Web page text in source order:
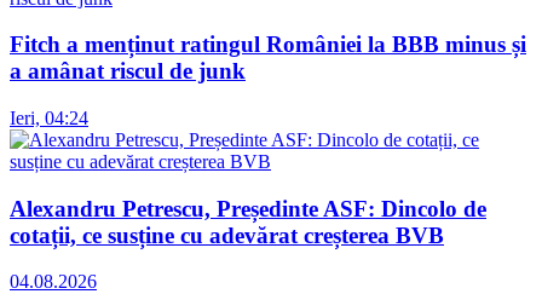
Fitch a menținut ratingul României la BBB minus și
a amânat riscul de junk
Ieri, 04:24
Alexandru Petrescu, Președinte ASF: Dincolo de
cotații, ce susține cu adevărat creșterea BVB
04.08.2026